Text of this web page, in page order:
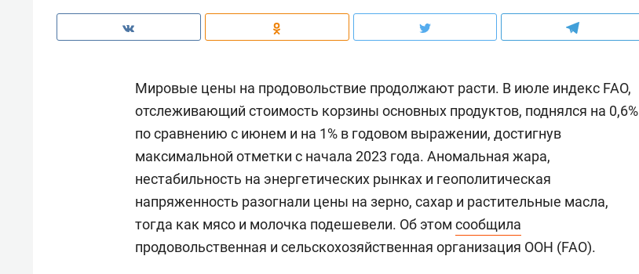
Мировые цены на продовольствие продолжают расти. В июле индекс FAO,
отслеживающий стоимость корзины основных продуктов, поднялся на 0,6%
по сравнению с июнем и на 1% в годовом выражении, достигнув
максимальной отметки с начала 2023 года. Аномальная жара,
нестабильность на энергетических рынках и геополитическая
напряженность разогнали цены на зерно, сахар и растительные масла,
тогда как мясо и молочка подешевели. Об этом сообщила
продовольственная и сельскохозяйственная организация ООН (FAO).